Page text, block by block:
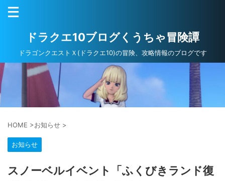
ドラクエ10ブログくうちゃ冒険譚
ドラゴンクエストＸ(ドラクエ10)の冒険、攻略情報のブログです
HOME >お知らせ >
お知らせ
スノーベルイベント「ふくびきランド復